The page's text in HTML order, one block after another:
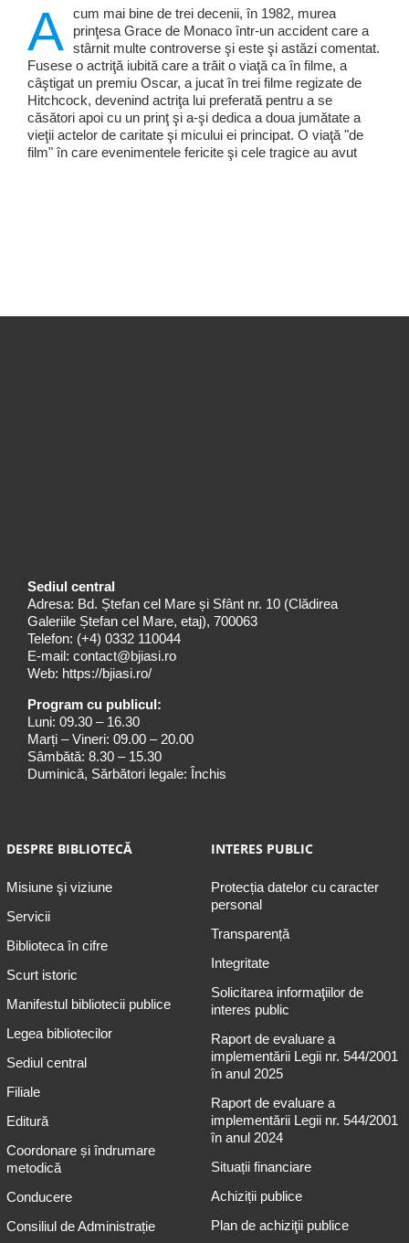
A cum mai bine de trei decenii, în 1982, murea
prinţesa Grace de Monaco într-un accident care a
stârnit multe controverse şi este şi astăzi comentat.
Fusese o actriţă iubită care a trăit o viaţă ca în filme, a
câştigat un premiu Oscar, a jucat în trei filme regizate de
Hitchcock, devenind actriţa lui preferată pentru a se
căsători apoi cu un prinţ şi a-şi dedica a doua jumătate a
vieţii actelor de caritate şi micului ei principat. O viaţă "de
film" în care evenimentele fericite şi cele tragice au avut
Sediul central
Adresa: Bd. Ștefan cel Mare și Sfânt nr. 10 (Clădirea
Galeriile Ștefan cel Mare, etaj), 700063
Telefon: (+4) 0332 110044
E-mail: contact@bjiasi.ro
Web: https://bjiasi.ro/
Program cu publicul:
Luni: 09.30 – 16.30
Marți – Vineri: 09.00 – 20.00
Sâmbătă: 8.30 – 15.30
Duminică, Sărbători legale: Închis
DESPRE BIBLIOTECĂ
Misiune şi viziune
Servicii
Biblioteca în cifre
Scurt istoric
Manifestul bibliotecii publice
Legea bibliotecilor
Sediul central
Filiale
Editură
Coordonare și îndrumare
metodică
Conducere
Consiliul de Administrație
INTERES PUBLIC
Protecția datelor cu caracter
personal
Transparență
Integritate
Solicitarea informaţiilor de
interes public
Raport de evaluare a
implementării Legii nr. 544/2001
în anul 2025
Raport de evaluare a
implementării Legii nr. 544/2001
în anul 2024
Situații financiare
Achiziții publice
Plan de achiziţii publice